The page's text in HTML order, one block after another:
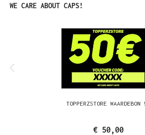
Productgalerij overslaan
WE CARE ABOUT CAPS!
TOPPERZSTORE WAARDEBON
€ 50,00